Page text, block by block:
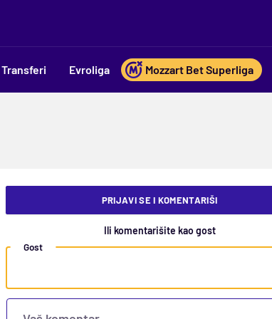
Transferi Evroliga Mozzart Bet Superliga
PRIJAVI SE I KOMENTARIŠI
Ili komentarišite kao gost
Gost